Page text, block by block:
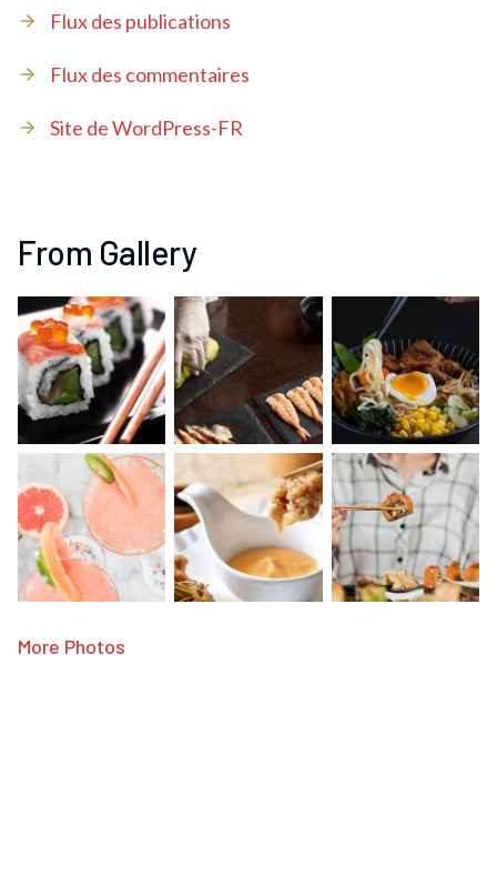
Flux des publications
Flux des commentaires
Site de WordPress-FR
From Gallery
More Photos